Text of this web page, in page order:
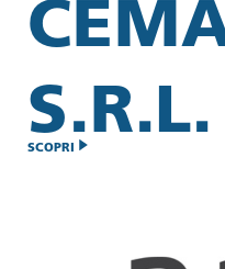
S.R.L.
SCOPRI